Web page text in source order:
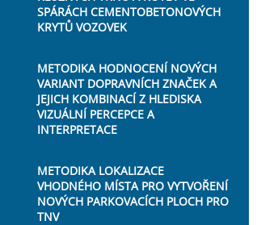
SPÁRÁCH CEMENTOBETONOVÝCH
KRYTŮ VOZOVEK
METODIKA HODNOCENÍ NOVÝCH
VARIANT DOPRAVNÍCH ZNAČEK A
JEJICH KOMBINACÍ Z HLEDISKA
VIZUÁLNÍ PERCEPCE A
INTERPRETACE
METODIKA LOKALIZACE
VHODNÉHO MÍSTA PRO VYTVOŘENÍ
NOVÝCH PARKOVACÍCH PLOCH PRO
TNV